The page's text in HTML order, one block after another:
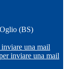
(BS)
una mail
inviare una mail